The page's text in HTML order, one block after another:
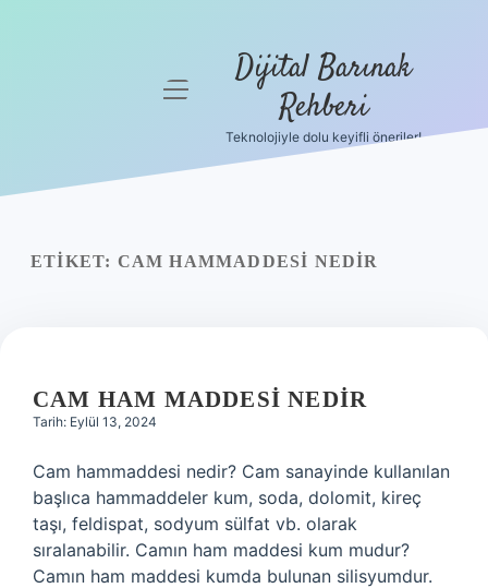
menüyü
Dijital Barınak
Rehberi
Teknolojiyle dolu keyifli öneriler!
ETIKET: CAM HAMMADDESI NEDIR
CAM HAM MADDESI NEDIR
Tarih: Eylül 13, 2024
Cam hammaddesi nedir? Cam sanayinde kullanılan
başlıca hammaddeler kum, soda, dolomit, kireç
taşı, feldispat, sodyum sülfat vb. olarak
sıralanabilir. Camın ham maddesi kum mudur?
Camın ham maddesi kumda bulunan silisyumdur.